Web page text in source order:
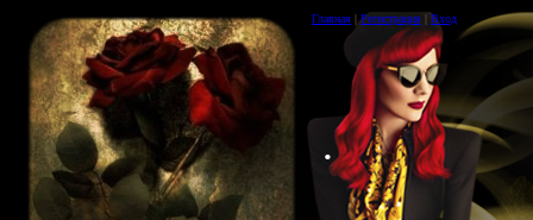
Главная | Регистрация | Вход
.